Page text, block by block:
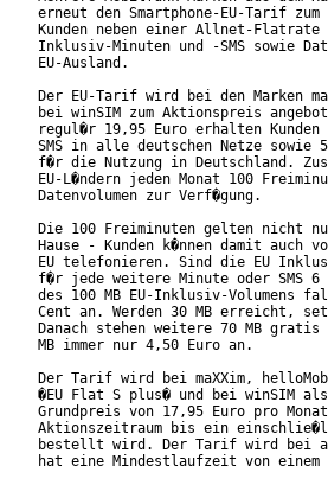
erneut den Smartphone-EU-Tarif
Kunden neben einer Allnet-
Inklusiv-Minuten und -SMS sowie
EU-Ausland.
Der EU-Tarif wird bei den Marken
bei winSIM zum Aktionspreis
regul�r 19,95 Euro erhalten
SMS in alle deutschen Netze sowie
f�r die Nutzung in Deutschland.
EU-L�ndern jeden Monat 100
Datenvolumen zur Verf�gung.
Die 100 Freiminuten gelten nicht
Hause - Kunden k�nnen damit auch
EU telefonieren. Sind die EU
f�r jede weitere Minute oder SMS 6
des 100 MB EU-Inklusiv-Volumens
Cent an. Werden 30 MB erreicht,
Danach stehen weitere 70 MB
MB immer nur 4,50 Euro an.
Der Tarif wird bei maXXim,
�EU Flat S plus� und bei winSIM
Grundpreis von 17,95 Euro pro
Aktionszeitraum bis ein
bestellt wird. Der Tarif wird bei
hat eine Mindestlaufzeit von einem